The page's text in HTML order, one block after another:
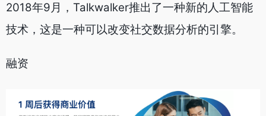
2018年9月，Talkwalker推出了一种新的人工智能
技术，这是一种可以改变社交数据分析的引擎。
融资